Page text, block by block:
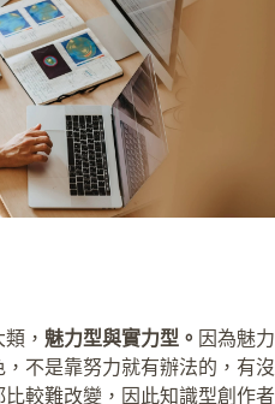
， 魅力型與實力型。 因為魅力
不是靠努力就有辦法的，有沒
較難改變，因此知識型創作者